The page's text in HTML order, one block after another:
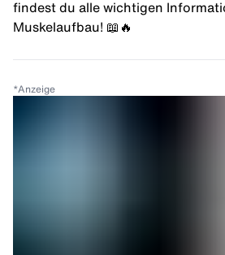
findest du alle wichtigen
Muskelaufbau! 📖🔥
*Anzeige